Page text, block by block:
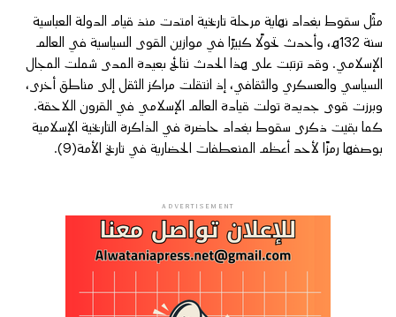
مثّل سقوط بغداد نهاية مرحلة تاريخية امتدت منذ قيام الدولة العباسية
سنة 132هـ، وأحدث تحولًا كبيرًا في موازين القوى السياسية في العالم
الإسلامي. وقد ترتبت على هذا الحدث نتائج بعيدة المدى شملت المجال
السياسي والعسكري والثقافي، إذ انتقلت مراكز الثقل إلى مناطق أخرى،
وبرزت قوى جديدة تولت قيادة العالم الإسلامي في القرون اللاحقة.
كما بقيت ذكرى سقوط بغداد حاضرة في الذاكرة التاريخية الإسلامية
بوصفها رمزًا لأحد أعظم المنعطفات الحضارية في تاريخ الأمة(9).
ADVERTISEMENT